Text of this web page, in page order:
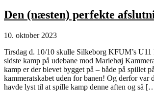
Den (næsten) perfekte
10. oktober 2023
Tirsdag d. 10/10 skulle Silkeborg KFUM’s U11
sidste kamp på udebane mod Mariehøj
kamp er der blevet bygget på – både på spillet
kammeratskabet uden for banen! Og derfor var
havde lyst til at spille kamp denne aften og så